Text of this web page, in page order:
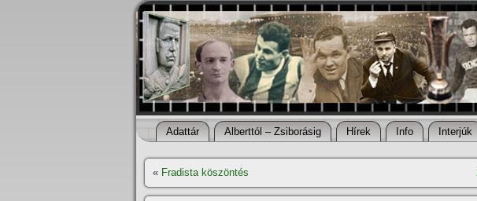
Adattár Alberttól – Zsiborásig Hí­rek Info Interjúk
« Fradista köszöntés